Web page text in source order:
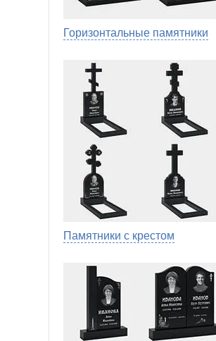
Горизонтальные памятники
Памятники с крестом